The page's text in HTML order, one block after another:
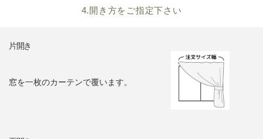
4.開き方をご指定下さい
片開き
窓を一枚のカーテンで覆います。